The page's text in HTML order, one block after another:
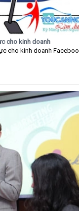
cho kinh doanh
cho kinh doanh